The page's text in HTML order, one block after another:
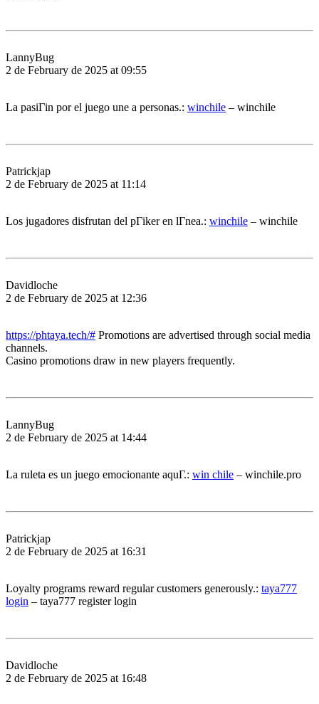
LannyBug
2 de February de 2025 at 09:55
La pasiГіn por el juego une a personas.: winchile – winchile
Patrickjap
2 de February de 2025 at 11:14
Los jugadores disfrutan del pГіker en lГ­nea.: winchile – winchile
Davidloche
2 de February de 2025 at 12:36
https://phtaya.tech/# Promotions are advertised through social media
channels.
Casino promotions draw in new players frequently.
LannyBug
2 de February de 2025 at 14:44
La ruleta es un juego emocionante aquГ­.: win chile – winchile.pro
Patrickjap
2 de February de 2025 at 16:31
Loyalty programs reward regular customers generously.: taya777
login – taya777 register login
Davidloche
2 de February de 2025 at 16:48